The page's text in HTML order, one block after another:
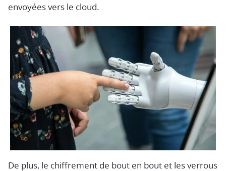
envoyées vers le cloud.
De plus, le chiffrement de bout en bout et les verrous